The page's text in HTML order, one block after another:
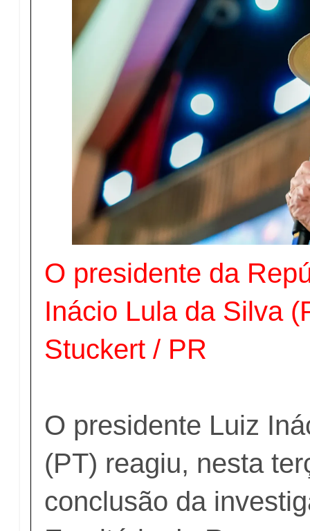
O presidente da
Inácio Lula da Silva
Stuckert / PR
O presidente Luiz
(PT) reagiu, nesta
conclusão da